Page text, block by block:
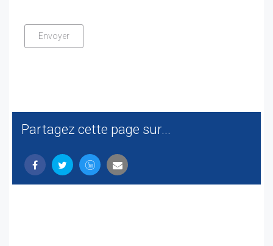
Partagez cette page sur...